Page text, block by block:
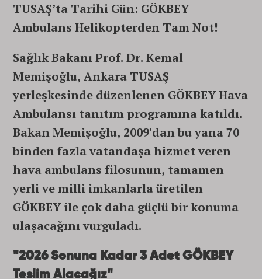
TUSAŞ’ta Tarihi Gün: GÖKBEY
Ambulans Helikopterden Tam Not!
Sağlık Bakanı Prof. Dr. Kemal
Memişoğlu, Ankara TUSAŞ
yerleşkesinde düzenlenen GÖKBEY Hava
Ambulansı tanıtım programına katıldı.
Bakan Memişoğlu, 2009'dan bu yana 70
binden fazla vatandaşa hizmet veren
hava ambulans filosunun, tamamen
yerli ve milli imkanlarla üretilen
GÖKBEY ile çok daha güçlü bir konuma
ulaşacağını vurguladı.
"2026 Sonuna Kadar 3 Adet GÖKBEY
Teslim Alacağız"